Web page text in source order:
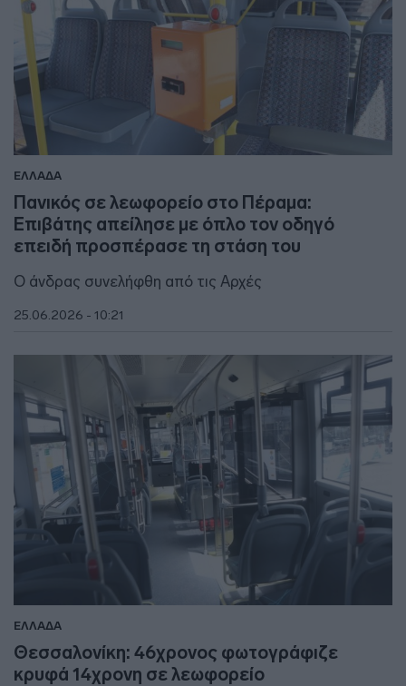
ΕΛΛΑΔΑ
Πανικός σε λεωφορείο στο Πέραμα:
Επιβάτης απείλησε με όπλο τον οδηγό
επειδή προσπέρασε τη στάση του
Ο άνδρας συνελήφθη από τις Αρχές
25.06.2026 - 10:21
ΕΛΛΑΔΑ
Θεσσαλονίκη: 46χρονος φωτογράφιζε
κρυφά 14χρονη σε λεωφορείο